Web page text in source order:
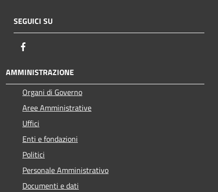
SEGUICI SU
AMMINISTRAZIONE
Organi di Governo
Aree Amministrative
Uffici
Enti e fondazioni
Politici
Personale Amministrativo
Documenti e dati